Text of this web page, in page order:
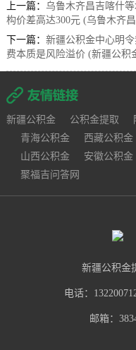
上一篇： 乌鲁木齐昌吉喀什
构价差高达300元 (乌鲁木齐
下一篇： 新疆公积金中心明
费本质是风险溢价 (新疆公积
新疆公积金 公积金提取
青海公积金
西藏公积金
山西公积金
安徽公积金
聚福吉问答网
新疆公积金
电话：
邮箱：